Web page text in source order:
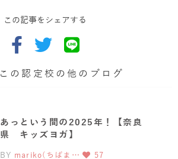
この記事をシェアする
この認定校の他のブログ
あっという間の2025年！【奈良
県 キッズヨガ】
BY mariko(ちばま… 57